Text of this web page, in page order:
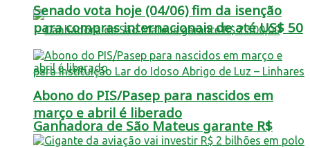
Ganhadora de São Mateus garante R$
Senado vota hoje (04/06) fim da isenção
para compras internacionais de até US$ 50
Abono do PIS/Pasep para nascidos em
março e abril é liberado